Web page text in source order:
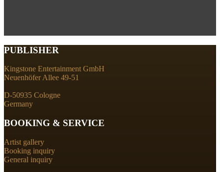
PUBLISHER
Kingstone Entertainment GmbH
Neuenhöfer Allee 49-51
D-50935 Cologne
Germany
BOOKING & SERVICE
Artist gallery
Booking inquiry
General inquiry